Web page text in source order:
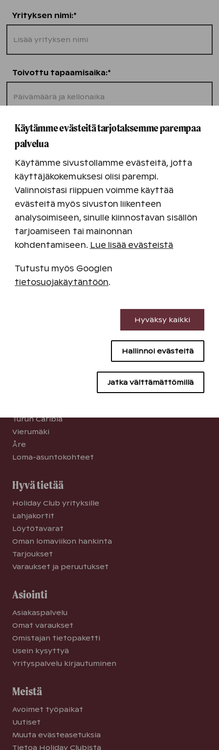
Yrityksen nimi:*
Toivottu tapaamisaika:*
Lisätietoja
Lähetä
Lomakkeen kautta lähetettyjä tietoja
käsitellään
Holiday Club Resorts Oy
Turun Caribia
Vierumäki
Åre
Loma-asuntokohteet
Hyvä tietää
Holiday Club yrityksille
Lahjakortit
Löytötavarat
Oman lomaviikon hankinta
Tarjoukset
Varaukset ja peruutukset
Asiointi
Asiakaspalvelu
Omat varaukset
Omistajan tietopaketti
Usein kysyttyä
Yrityspalvelu kirjautuminen
Meistä
Avoimet työpaikat
Uutiset
Muuta evästeasetuksia
Tietoa Holiday Clubista
Käytämme evästeitä tarjotaksemme parempaa
palvelua
Käytämme sivustollamme evästeitä, jotta
käyttäjäkokemuksesi olisi parempi.
Valinnoistasi riippuen voimme käyttää
evästeitä myös sivuston liikenteen
analysoimiseen, sinulle kiinnostavan sisällön
tarjoamiseen tai mainonnan
kohdentamiseen. Lue lisää evästeistä
Tutustu myös Googlen
tietosuojakäytäntöön.
Suorituskyvyn evästeet
Sisällön kohdentamisen evästeet
Jatka välttämättömillä
Hallinnoi evästeitä
Hyväksy kaikki